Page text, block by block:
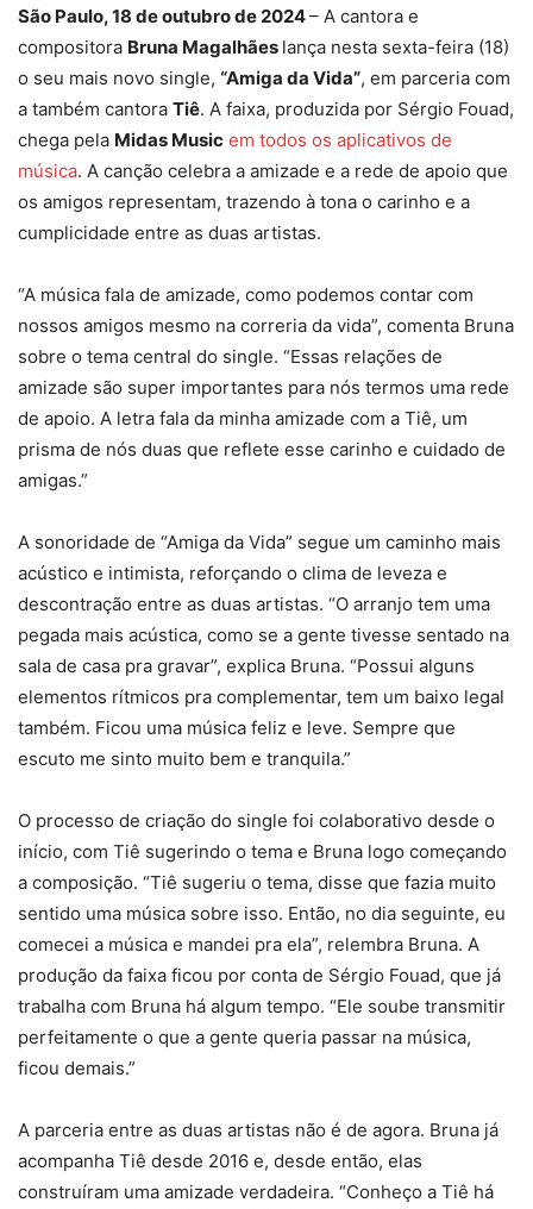
São Paulo, 18 de outubro de 2024– A cantora e
compositora Bruna Magalhães lança nesta sexta-feira (18)
o seu mais novo single, “Amiga da Vida”, em parceria com
a também cantora Tiê. A faixa, produzida por Sérgio Fouad,
chega pela Midas Music em todos os aplicativos de
música. A canção celebra a amizade e a rede de apoio que
os amigos representam, trazendo à tona o carinho e a
cumplicidade entre as duas artistas.
“A música fala de amizade, como podemos contar com
nossos amigos mesmo na correria da vida”, comenta Bruna
sobre o tema central do single. “Essas relações de
amizade são super importantes para nós termos uma rede
de apoio. A letra fala da minha amizade com a Tiê, um
prisma de nós duas que reflete esse carinho e cuidado de
amigas.”
A sonoridade de “Amiga da Vida” segue um caminho mais
acústico e intimista, reforçando o clima de leveza e
descontração entre as duas artistas. “O arranjo tem uma
pegada mais acústica, como se a gente tivesse sentado na
sala de casa pra gravar”, explica Bruna. “Possui alguns
elementos rítmicos pra complementar, tem um baixo legal
também. Ficou uma música feliz e leve. Sempre que
escuto me sinto muito bem e tranquila.”
O processo de criação do single foi colaborativo desde o
início, com Tiê sugerindo o tema e Bruna logo começando
a composição. “Tiê sugeriu o tema, disse que fazia muito
sentido uma música sobre isso. Então, no dia seguinte, eu
comecei a música e mandei pra ela”, relembra Bruna. A
produção da faixa ficou por conta de Sérgio Fouad, que já
trabalha com Bruna há algum tempo. “Ele soube transmitir
perfeitamente o que a gente queria passar na música,
ficou demais.”
A parceria entre as duas artistas não é de agora. Bruna já
acompanha Tiê desde 2016 e, desde então, elas
construíram uma amizade verdadeira. “Conheço a Tiê há